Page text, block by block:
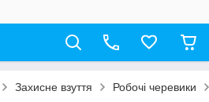
Захисне взуття Робочі черевики